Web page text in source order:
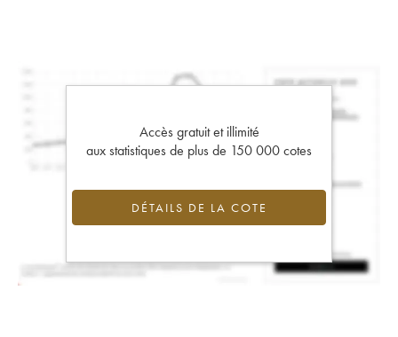
Accès gratuit et illimité
aux statistiques de plus de 150 000 cotes
DÉTAILS DE LA COTE